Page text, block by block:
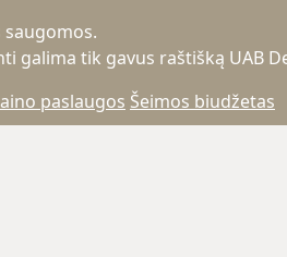
saugomos.
galima tik gavus raštišką UAB
paslaugos Šeimos biudžetas